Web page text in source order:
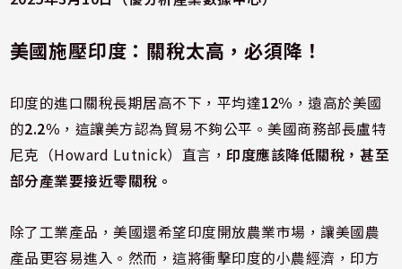
美國施壓印度：關稅太高，必須降！
印度的進口關稅長期居高不下，平均達12% ，遠高於美國
的2.2% ，這讓美方認為貿易不夠公平。美國商務部長盧特
尼克（Howard Lutnick）直言，印度應該降低關稅，甚至
部分產業要接近零關稅。
除了工業產品，美國還希望印度開放農業市場，讓美國農
產品更容易進入。然而，這將衝擊印度的小農經濟，印方